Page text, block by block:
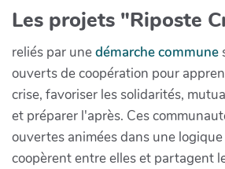
Les projets "Riposte
reliés par unedémarche commune
ouverts de coopération pour
crise, favoriser les solidarités,
et préparer l'après. Ces
ouvertes animées dans une
coopèrent entre elles et partagent